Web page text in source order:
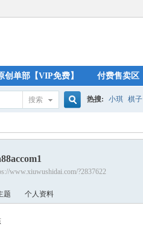
创单部【VIP免费】 付费售卖区
搜索
索
热搜: 小琪 棋子
www.xiuwushidai.com/?2837622
题 个人资料